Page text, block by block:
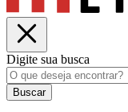
Digite sua busca
Buscar